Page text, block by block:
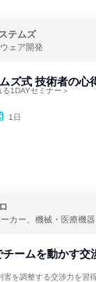
テムズ
ェア開発
ズ式 技術者の心
1DAYセミナー＞
1日
カー、機械・医療機器
ームを動かす交
害を調整する交渉力を習